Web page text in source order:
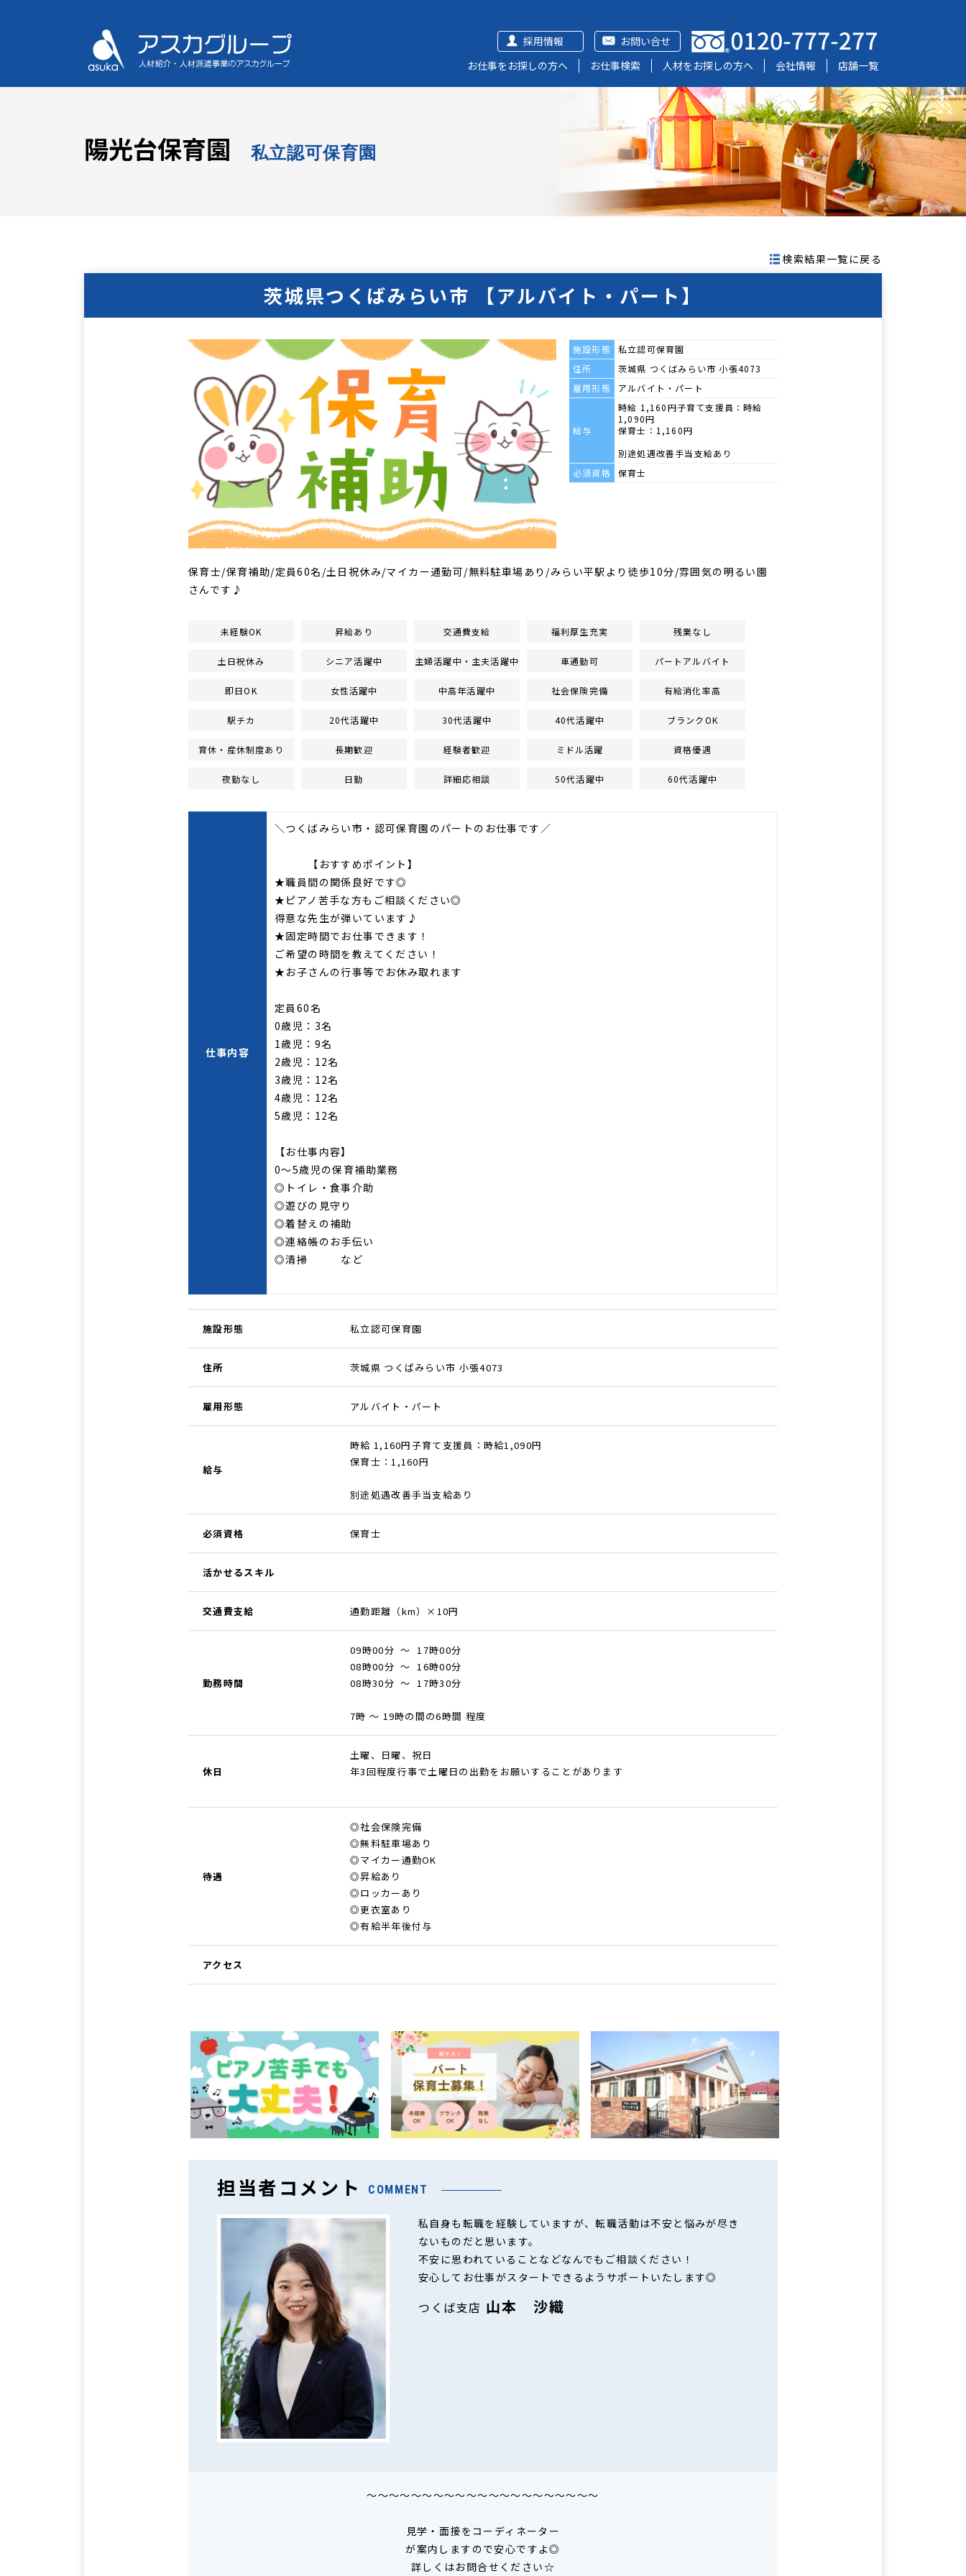
お問い合せ
採用情報
お仕事をお探しの方へ
お仕事検索 人材をお探しの方へ 会社情報 店舗一覧
陽光台保育園 私立認可保育園
検索結果一覧に戻る
茨城県つくばみらい市 【アルバイト・パート】
施設形態
私立認可保育園
住所
茨城県 つくばみらい市 小張4073
雇用形態
アルバイト・パート
給与
時給 1,160円子育て支援員：時給
1,090円
保育士：1,160円
別途処遇改善手当支給あり
必須資格
保育士
保育士/保育補助/定員60名/土日祝休み/マイカー通勤可/無料駐車場あり/みらい平駅より徒歩10分/雰囲気の明るい園
さんです♪
未経験OK 昇給あり 交通費支給 福利厚生充実 残業なし
土日祝休み シニア活躍中 主婦活躍中・主夫活躍中 車通勤可 パートアルバイト
即日OK 女性活躍中 中高年活躍中 社会保険完備 有給消化率高
駅チカ 20代活躍中 30代活躍中 40代活躍中 ブランクOK
育休・産休制度あり 長期歓迎 経験者歓迎 ミドル活躍 資格優遇
夜勤なし 日勤 詳細応相談 50代活躍中 60代活躍中
仕事内容
＼つくばみらい市・認可保育園のパートのお仕事です／
【おすすめポイント】
★職員間の関係良好です◎
★ピアノ苦手な方もご相談ください◎
得意な先生が弾いています♪
★固定時間でお仕事できます！
ご希望の時間を教えてください！
★お子さんの行事等でお休み取れます
定員60名
0歳児：3名
1歳児：9名
2歳児：12名
3歳児：12名
4歳児：12名
5歳児：12名
【お仕事内容】
0～5歳児の保育補助業務
◎トイレ・食事介助
◎遊びの見守り
◎着替えの補助
◎連絡帳のお手伝い
◎清掃 など
施設形態 私立認可保育園
住所 茨城県 つくばみらい市 小張4073
雇用形態 アルバイト・パート
給与
時給 1,160円子育て支援員：時給1,090円
保育士：1,160円
別途処遇改善手当支給あり
必須資格 保育士
活かせるスキル
交通費支給 通勤距離（km）×10円
勤務時間
09時00分 ～ 17時00分
08時00分 ～ 16時00分
08時30分 ～ 17時30分
7時 ～ 19時の間の6時間 程度
休日
土曜、日曜、祝日
年3回程度行事で土曜日の出勤をお願いすることがあります
待遇
◎社会保険完備
◎無料駐車場あり
◎マイカー通勤OK
◎昇給あり
◎ロッカーあり
◎更衣室あり
◎有給半年後付与
アクセス
担当者コメント COMMENT
私自身も転職を経験していますが、転職活動は不安と悩みが尽き
ないものだと思います。
不安に思われていることなどなんでもご相談ください！
安心してお仕事がスタートできるようサポートいたします◎
つくば支店 山本 沙織
～～～～～～～～～～～～～～～～～～～～～
見学・面接をコーディネーター
が案内しますので安心ですよ◎
詳しくはお問合せください☆